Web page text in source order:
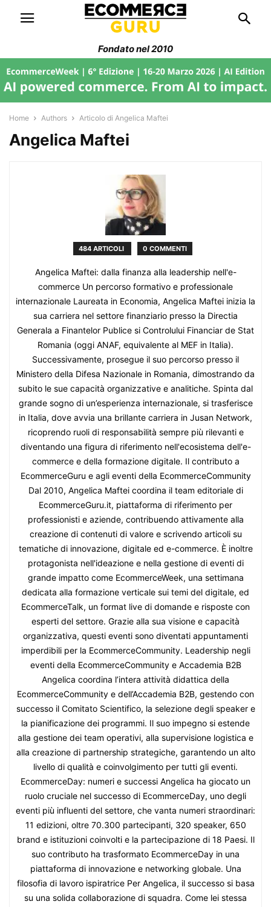
Fondato nel 2010
Home Authors Articolo di Angelica Maftei
Angelica Maftei
484 ARTICOLI 0 COMMENTI
Angelica Maftei: dalla finanza alla leadership nell'e-
commerce Un percorso formativo e professionale
internazionale Laureata in Economia, Angelica Maftei inizia la
sua carriera nel settore finanziario presso la Directia
Generala a Finantelor Publice si Controlului Financiar de Stat
Romania (oggi ANAF, equivalente al MEF in Italia).
Successivamente, prosegue il suo percorso presso il
Ministero della Difesa Nazionale in Romania, dimostrando da
subito le sue capacità organizzative e analitiche. Spinta dal
grande sogno di un’esperienza internazionale, si trasferisce
in Italia, dove avvia una brillante carriera in Jusan Network,
ricoprendo ruoli di responsabilità sempre più rilevanti e
diventando una figura di riferimento nell'ecosistema dell'e-
commerce e della formazione digitale. Il contributo a
EcommerceGuru e agli eventi della EcommerceCommunity
Dal 2010, Angelica Maftei coordina il team editoriale di
EcommerceGuru.it, piattaforma di riferimento per
professionisti e aziende, contribuendo attivamente alla
creazione di contenuti di valore e scrivendo articoli su
tematiche di innovazione, digitale ed e-commerce. È inoltre
protagonista nell'ideazione e nella gestione di eventi di
grande impatto come EcommerceWeek, una settimana
dedicata alla formazione verticale sui temi del digitale, ed
EcommerceTalk, un format live di domande e risposte con
esperti del settore. Grazie alla sua visione e capacità
organizzativa, questi eventi sono diventati appuntamenti
imperdibili per la EcommerceCommunity. Leadership negli
eventi della EcommerceCommunity e Accademia B2B
Angelica coordina l’intera attività didattica della
EcommerceCommunity e dell’Accademia B2B, gestendo con
successo il Comitato Scientifico, la selezione degli speaker e
la pianificazione dei programmi. Il suo impegno si estende
alla gestione dei team operativi, alla supervisione logistica e
alla creazione di partnership strategiche, garantendo un alto
livello di qualità e coinvolgimento per tutti gli eventi.
EcommerceDay: numeri e successi Angelica ha giocato un
ruolo cruciale nel successo di EcommerceDay, uno degli
eventi più influenti del settore, che vanta numeri straordinari:
11 edizioni, oltre 70.300 partecipanti, 320 speaker, 650
brand e istituzioni coinvolti e la partecipazione di 18 Paesi. Il
suo contributo ha trasformato EcommerceDay in una
piattaforma di innovazione e networking globale. Una
filosofia di lavoro ispiratrice Per Angelica, il successo si basa
su una solida collaborazione di squadra. Come lei stessa